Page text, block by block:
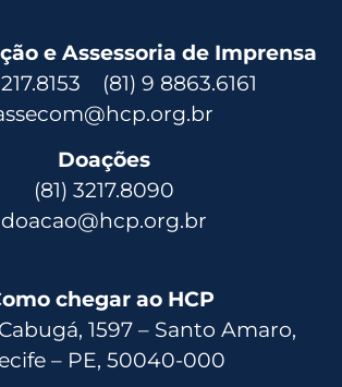
e Assessoria de Imprensa
(81) 9 8863.6161
Doações
(81) 3217.8090
doacao@hcp.org.br
chegar ao HCP
1597 – Santo Amaro,
– PE, 50040-000